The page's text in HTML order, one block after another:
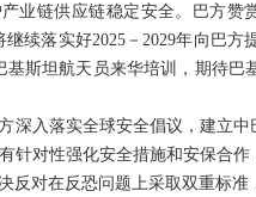
业链供应链稳定安全。巴方赞
继续落实好2025－2029年向巴
基斯坦航天员来华培训，期待
深入落实全球安全倡议，建立
针对性强化安全措施和安保合
反对在反恐问题上采取双重标准